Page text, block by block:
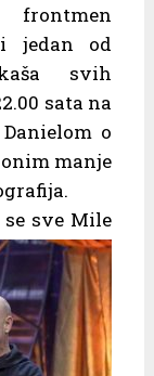
jedan od
svih
sata na
o
onim manje
sve Mile